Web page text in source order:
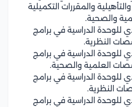
والتأهيلية والمقررات التكميلية
والصحية.
للوحدة الدراسية في برامج
النظرية.
للوحدة الدراسية في برامج
العلمية والصحية.
للوحدة الدراسية في برامج
النظرية.
للوحدة الدراسية في برامج